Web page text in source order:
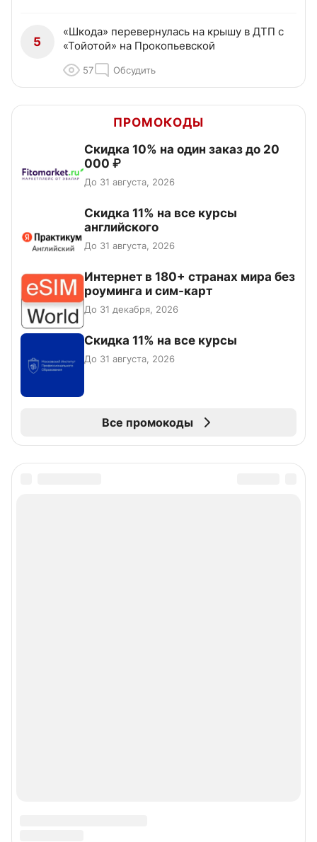
5
«Шкода» перевернулась на крышу в ДТП с
«Тойотой» на Прокопьевской
57 Обсудить
ПРОМОКОДЫ
Скидка 10% на один заказ до 20
000 ₽
До 31 августа, 2026
Скидка 11% на все курсы
английского
До 31 августа, 2026
Интернет в 180+ странах мира без
роуминга и сим-карт
До 31 декабря, 2026
Скидка 11% на все курсы
До 31 августа, 2026
Все промокоды